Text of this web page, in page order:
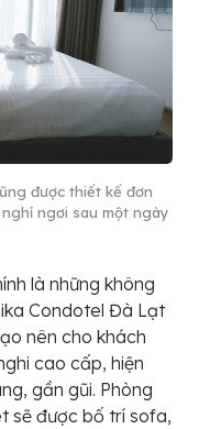
được thiết kế đơn
ngơi sau một ngày
là những không
Condotel Đà Lạt
nên cho khách
cao cấp, hiện
gần gũi. Phòng
sẽ được bố trí sofa,